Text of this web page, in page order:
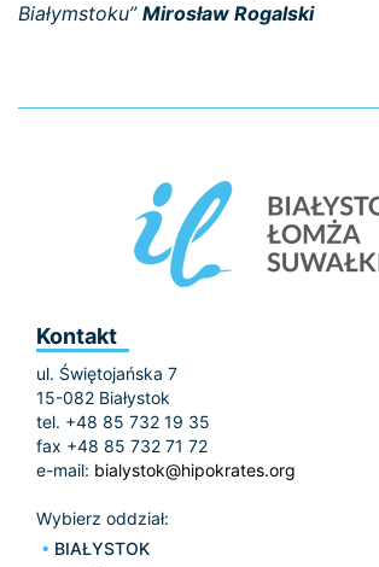
Białymstoku” Mirosław Rogalski
Kontakt
ul. Świętojańska 7
15-082 Białystok
tel. +48 85 732 19 35
fax +48 85 732 71 72
e-mail: bialystok@hipokrates.org
Wybierz oddział:
BIAŁYSTOK